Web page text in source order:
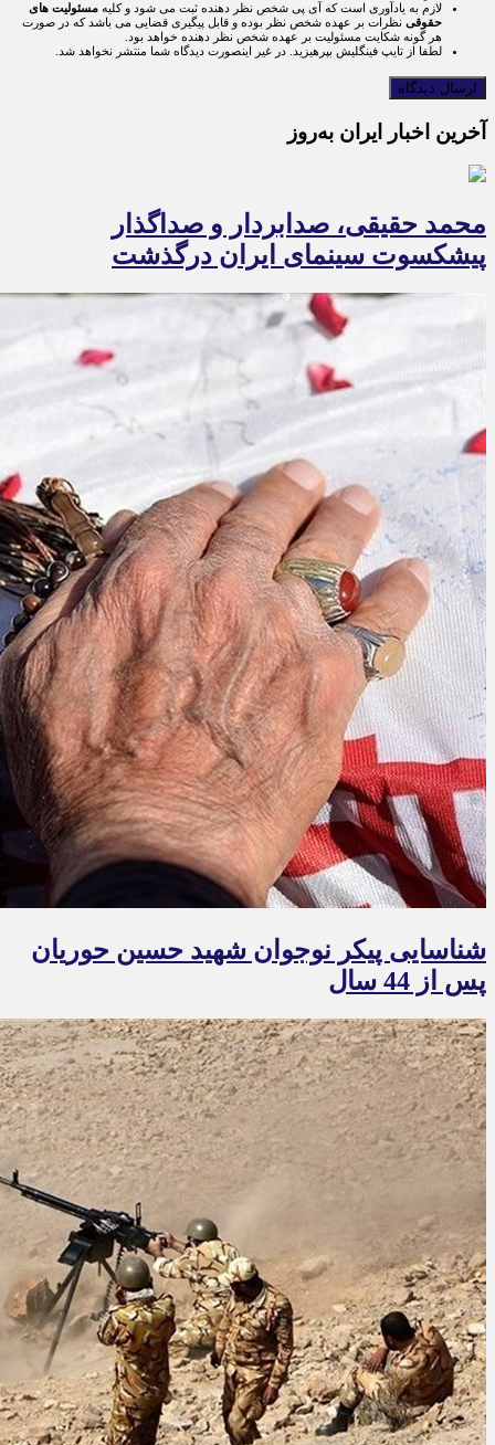
لازم به یادآوری است که آی پی شخص نظر دهنده ثبت می شود و کلیه مسئولیت های
حقوقی نظرات بر عهده شخص نظر بوده و قابل پیگیری قضایی می باشد که در صورت
هر گونه شکایت مسئولیت بر عهده شخص نظر دهنده خواهد بود.
لطفا از تایپ فینگلیش بپرهیزید. در غیر اینصورت دیدگاه شما منتشر نخواهد شد.
آخرین اخبار ایران به‌روز
محمد حقیقی، صدابردار و صداگذار
پیشکسوت سینمای ایران درگذشت
شناسایی پیکر نوجوان شهید حسین حوریان
پس از 44 سال